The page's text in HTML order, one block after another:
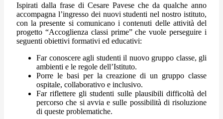
Ispirati dalla frase di Cesare Pavese che da qualche anno
accompagna l’ingresso dei nuovi studenti nel nostro istituto,
con la presente si comunicano i contenuti delle attività del
progetto “Accoglienza classi prime” che vuole perseguire i
seguenti obiettivi formativi ed educativi:
Far conoscere agli studenti il nuovo gruppo classe, gli
ambienti e le regole dell’Istituto.
Porre le basi per la creazione di un gruppo classe
ospitale, collaborativo e inclusivo.
Far riflettere gli studenti sulle plausibili difficoltà del
percorso che si avvia e sulle possibilità di risoluzione
di queste problematiche.